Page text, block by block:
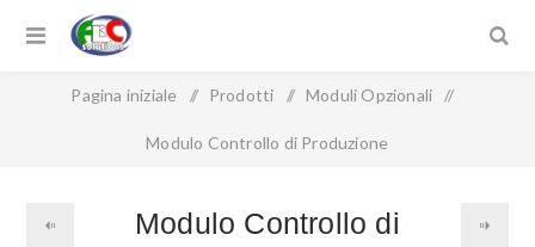
Pagina iniziale / Prodotti / Moduli Opzionali /
Modulo Controllo di Produzione
Modulo Controllo di